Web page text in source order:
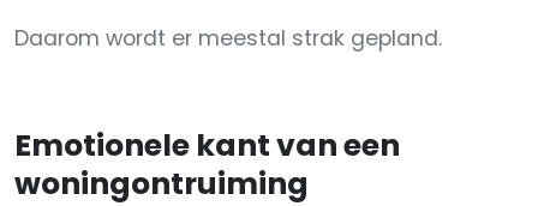
Daarom wordt er meestal strak gepland.
Emotionele kant van een
woningontruiming